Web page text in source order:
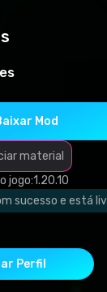
Mod
material
jogo:1.20.10
sucesso e está
Perfil